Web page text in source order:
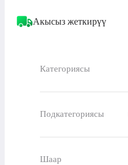
Акысыз жеткирүү
Категориясы
Подкатегориясы
Шаар